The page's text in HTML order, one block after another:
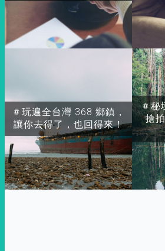
＃玩遍全台灣 368 鄉鎮，
讓你去得了，也回得來！
＃秘
搶